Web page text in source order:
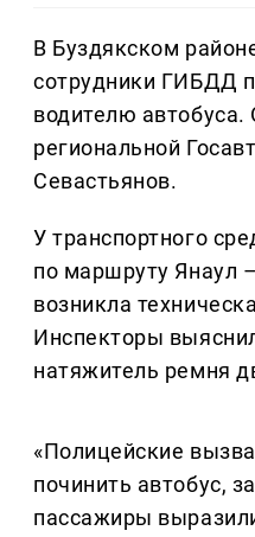
В Буздякском
сотрудники ГИБДД
водителю
региональной
Севастьянов.
У транспортного
по маршруту Янаул
возникла
Инспекторы
натяжитель ремня
«Полицейские
починить автобус,
пассажиры